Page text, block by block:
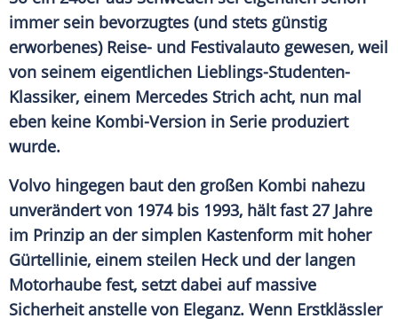
immer sein bevorzugtes (und stets günstig
erworbenes) Reise- und Festivalauto gewesen, weil
von seinem eigentlichen Lieblings-Studenten-
Klassiker, einem Mercedes Strich acht, nun mal
eben keine Kombi-Version in Serie produziert
wurde.
Volvo hingegen baut den großen Kombi nahezu
unverändert von 1974 bis 1993, hält fast 27 Jahre
im Prinzip an der simplen Kastenform mit hoher
Gürtellinie, einem steilen Heck und der langen
Motorhaube fest, setzt dabei auf massive
Sicherheit anstelle von Eleganz. Wenn Erstklässler